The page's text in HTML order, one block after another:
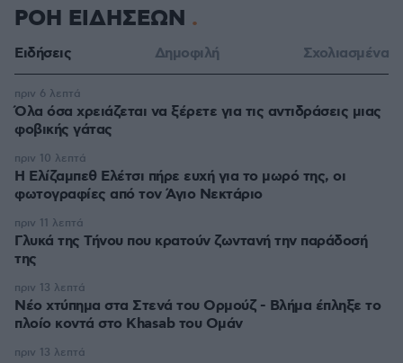
ΡΟΗ ΕΙΔΗΣΕΩΝ
Ειδήσεις Δημοφιλή Σχολιασμένα
Όλα όσα χρειάζεται να ξέρετε για τις αντιδράσεις μιας
φοβικής γάτας
πριν 6 λεπτά
Η Ελίζαμπεθ Ελέτσι πήρε ευχή για το μωρό της, οι
φωτογραφίες από τον Άγιο Νεκτάριο
πριν 10 λεπτά
Γλυκά της Τήνου που κρατούν ζωντανή την παράδοσή
της
πριν 11 λεπτά
Νέο χτύπημα στα Στενά του Ορμούζ - Βλήμα έπληξε το
πλοίο κοντά στο Khasab του Ομάν
πριν 13 λεπτά
πριν 13 λεπτά